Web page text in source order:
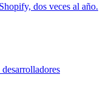
dos veces al año.